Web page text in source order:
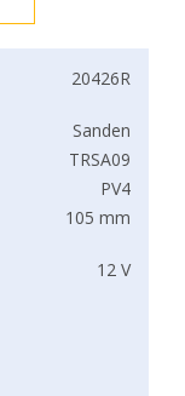
20426R
Sanden
TRSA09
PV4
105 mm
12 V